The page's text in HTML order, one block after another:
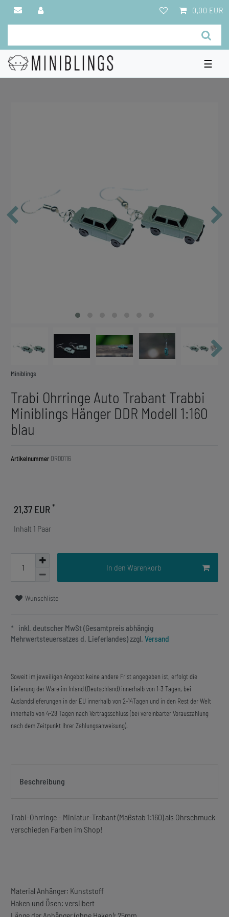
0,00 EUR
☰
Miniblings
Trabi Ohrringe Auto Trabant Trabbi
Miniblings Hänger DDR Modell 1:160
blau
Artikelnummer OR00116
21,37 EUR *
Inhalt 1 Paar
In den Warenkorb
Wunschliste
* inkl. deutscher MwSt (Gesamtpreis abhängig
Mehrwertsteuersatzes d. Lieferlandes) zzgl. Versand
Soweit im jeweiligen Angebot keine andere Frist angegeben ist, erfolgt die
Lieferung der Ware im Inland (Deutschland) innerhalb von 1-3 Tagen, bei
Auslandslieferungen in der EU innerhalb von 2-14Tagen und in den Rest der Welt
innerhalb von 4-28 Tagen nach Vertragsschluss (bei vereinbarter Vorauszahlung
nach dem Zeitpunkt Ihrer Zahlungsanweisung).
Beschreibung
Trabi-Ohrringe - Miniatur-Trabant (Maßstab 1:160) als Ohrschmuck
verschieden Farben im Shop!
Material Anhänger: Kunststoff
Haken und Ösen: versilbert